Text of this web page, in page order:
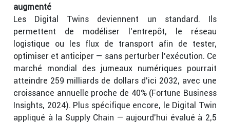
augmenté
Les Digital Twins deviennent un standard. Ils
permettent de modéliser l’entrepôt, le réseau
logistique ou les flux de transport afin de tester,
optimiser et anticiper — sans perturber l’exécution. Ce
marché mondial des jumeaux numériques pourrait
atteindre 259 milliards de dollars d’ici 2032, avec une
croissance annuelle proche de 40% (Fortune Business
Insights, 2024). Plus spécifique encore, le Digital Twin
appliqué à la Supply Chain — aujourd’hui évalué à 2,5